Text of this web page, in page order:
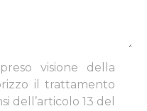
visione della
il trattamento
dell’articolo 13 del